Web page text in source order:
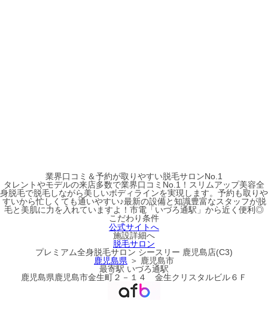
業界口コミ＆予約が取りやすい脱毛サロンNo.1
タレントやモデルの来店多数で業界口コミNo.1！スリムアップ美容全
身脱毛で脱毛しながら美しいボディラインを実現します。予約も取りや
すいから忙しくても通いやすい♪最新の設備と知識豊富なスタッフが脱
毛と美肌に力を入れていますよ！市電「いづろ通駅」から近く便利◎
こだわり条件
公式サイトへ
施設詳細へ
脱毛サロン
プレミアム全身脱毛サロン シースリー 鹿児島店(C3)
鹿児島県 ＞ 鹿児島市
最寄駅 いづろ通駅
鹿児島県鹿児島市金生町２－１４ 金生クリスタルビル６Ｆ